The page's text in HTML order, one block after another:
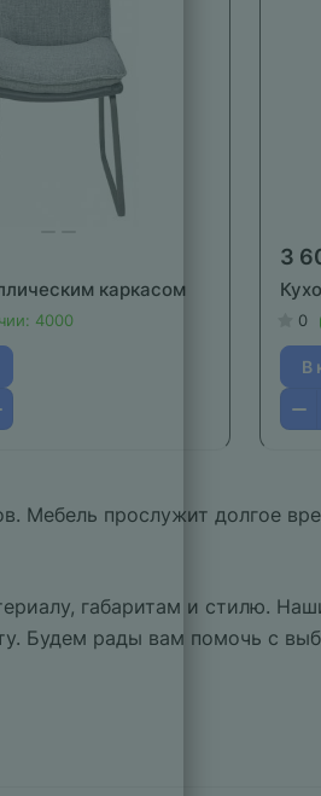
каркасом
4000
3
0
В
Мебель прослужит долгое
габаритам и стилю.
Будем рады вам помочь с